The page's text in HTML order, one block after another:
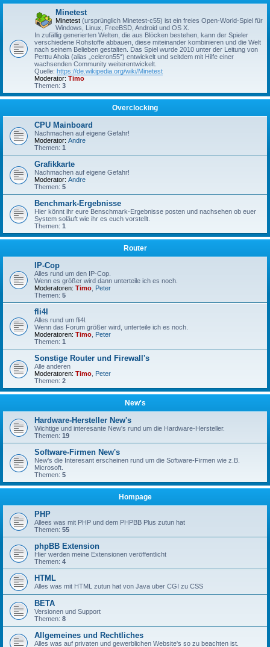
Minetest
Minetest (ursprünglich Minetest-c55) ist ein freies Open-World-Spiel für
Windows, Linux, FreeBSD, Android und OS X.
In zufällig generierten Welten, die aus Blöcken bestehen, kann der Spieler
verschiedene Rohstoffe abbauen, diese miteinander kombinieren und die Welt
nach seinem Belieben gestalten. Das Spiel wurde 2010 unter der Leitung von
Perttu Ahola (alias „celeron55“) entwickelt und seitdem mit Hilfe einer
wachsenden Community weiterentwickelt.
Quelle: https://de.wikipedia.org/wiki/Minetest
Moderator: Timo
Themen: 3
Overclocking
CPU Mainboard
Nachmachen auf eigene Gefahr!
Moderator: Andre
Themen: 1
Grafikkarte
Nachmachen auf eigene Gefahr!
Moderator: Andre
Themen: 5
Benchmark-Ergebnisse
Hier könnt ihr eure Benschmark-Ergebnisse posten und nachsehen ob euer
System soläuft wie ihr es euch vorstellt.
Themen: 1
Router
IP-Cop
Alles rund um den IP-Cop.
Wenn es größer wird dann unterteile ich es noch.
Moderatoren: Timo Peter
Themen: 5
fli4l
Alles rund um fli4l.
Wenn das Forum größer wird, unterteile ich es noch.
Moderatoren: Timo Peter
Themen: 1
Sonstige Router und Firewall's
Alle anderen
Moderatoren: Timo Peter
Themen: 2
New's
Hardware-Hersteller New's
Wichtige und interesante New's rund um die Hardware-Hersteller.
Themen: 19
Software-Firmen New's
New's die Interesant erscheinen rund um die Software-Firmen wie z.B.
Microsoft.
Themen: 5
Hompage
PHP
Allees was mit PHP und dem PHPBB Plus zutun hat
Themen: 55
phpBB Extension
Hier werden meine Extensionen veröffentlicht
Themen: 4
HTML
Alles was mit HTML zutun hat von Java uber CGI zu CSS
BETA
Versionen und Support
Themen: 8
Allgemeines und Rechtliches
Alles was auf privaten und gewerblichen Website's so zu beachten ist.